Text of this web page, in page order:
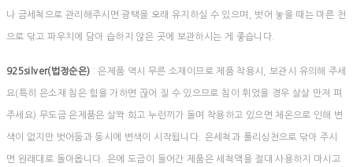
나 금세척으로 관리해주시면 광택을 오래 유지하실 수 있으며, 벗어 놓을 때는 마른 천
으로 닦고 파우치에 담아 습하지 않은 곳에 보관하시는 게 좋습니다.
925silver(법정순은) : 은제품 역시 무른 소재이므로 제품 착용시, 보관시 유의해 주세
요(특히 은소재 침은 힘을 가하면 끊어 질 수 있으므로 침이 휘었을 경우 살살 만져 펴
주세요) 무도금 은제품은 살짝 희고 누런끼가 돌며 착용하고 있으면 체온으로 인해 변
색이 없지만 벗어둠과 동시에 변색이 시작됩니다. 은세척과 폴리싱천으로 닦아 주시
면 원래대로 돌아옵니다. 은에 도금이 들어간 제품은 세척액을 절대 사용하지 마시고